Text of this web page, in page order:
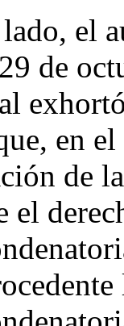
el
de
en
de
el